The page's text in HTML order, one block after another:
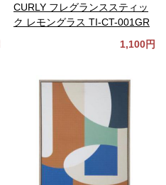
CURLY フレグランススティッ
ク レモングラス TI-CT-001GR
1,100円